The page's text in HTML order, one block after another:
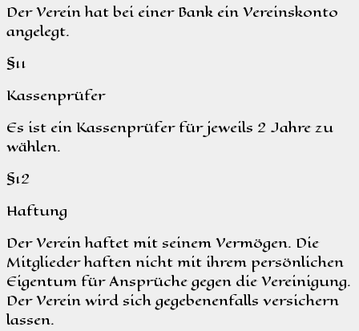
Der Verein hat bei einer Bank ein Vereinskonto
angelegt.
§11
Kassenprüfer
Es ist ein Kassenprüfer für jeweils 2 Jahre zu
wählen.
§12
Haftung
Der Verein haftet mit seinem Vermögen. Die
Mitglieder haften nicht mit ihrem persönlichen
Eigentum für Ansprüche gegen die Vereinigung.
Der Verein wird sich gegebenenfalls versichern
lassen.